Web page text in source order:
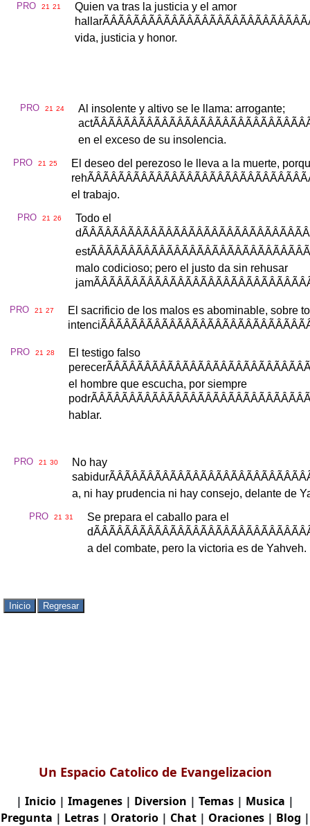
PRO 21 21 Quien va tras la justicia y el amor
hallar
vida, justicia y honor.
PRO 21 24 Al insolente y altivo se le llama: arrogante;
act
en el exceso de su insolencia.
PRO 21 25 El deseo del perezoso le lleva a la muerte,
reh
el trabajo.
PRO 21 26 Todo el
d
est
malo codicioso; pero el justo da sin rehusar
jam
PRO 21 27 El sacrificio de los malos es abominable, sobre
intenci
PRO 21 28 El testigo falso
perecer
el hombre que escucha, por siempre
podr
hablar.
PRO 21 30 No hay
sabidur
a, ni hay prudencia ni hay consejo, delante de
PRO 21 31 Se prepara el caballo para el
d
a del combate, pero la victoria es de Yahveh.
Un Espacio Catolico de Evangelizacion
| Inicio | Imagenes | Diversion | Temas | Musica |
Pregunta | Letras| Oratorio| Chat| Oraciones| Blog |